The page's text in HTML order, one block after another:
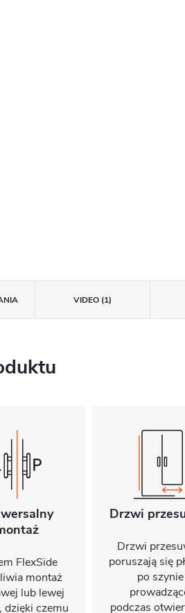
VIDEO (1)
FlexSide
montaż
lub lewej
dzięki czemu
Drzwi
Drzwi
poruszają się
po szynie
podczas